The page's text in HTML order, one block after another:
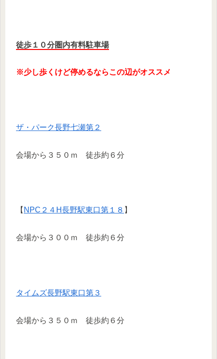
徒歩１０分圏内有料駐車場
※少し歩くけど停めるならこの辺がオススメ
ザ・パーク長野七瀬第２
会場から３５０ｍ 徒歩約６分
【 NPC２４H長野駅東口第１８ 】
会場から３００ｍ 徒歩約６分
タイムズ長野駅東口第３
会場から３５０ｍ 徒歩約６分